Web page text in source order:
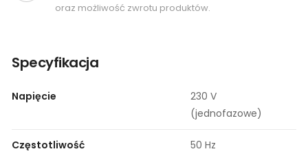
oraz możliwość zwrotu produktów.
Specyfikacja
Napięcie
230 V
(jednofazowe)
Częstotliwość 50 Hz